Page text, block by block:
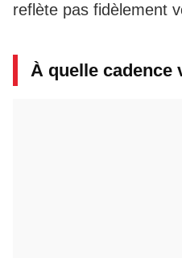
reflète pas fidèlement
À quelle cadence